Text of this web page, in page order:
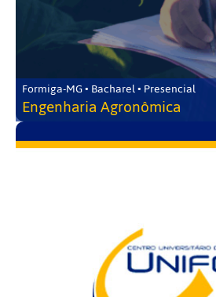
Formiga-MG • Bacharel • Presencial
Engenharia Agronômica